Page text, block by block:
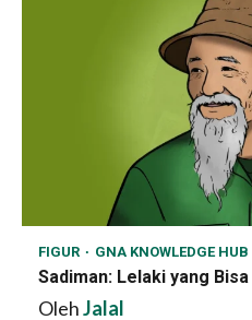
FIGUR GNA KNOWLEDGE HUB
Sadiman: Lelaki yang
OlehJalal